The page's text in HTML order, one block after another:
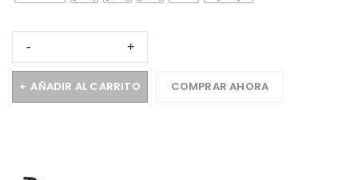
AÑADIR AL CARRITO COMPRAR AHORA